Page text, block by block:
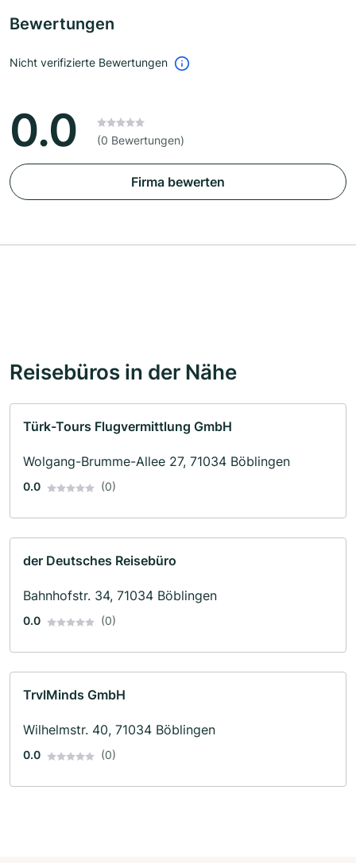
Bewertungen
Nicht verifizierte Bewertungen
0.0 (0 Bewertungen)
Firma bewerten
Reisebüros in der Nähe
Türk-Tours Flugvermittlung GmbH
Wolgang-Brumme-Allee 27, 71034 Böblingen
0.0 (0)
der Deutsches Reisebüro
Bahnhofstr. 34, 71034 Böblingen
0.0 (0)
TrvlMinds GmbH
Wilhelmstr. 40, 71034 Böblingen
0.0 (0)